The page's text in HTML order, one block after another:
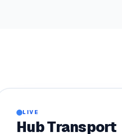
LIVE
Hub Transport